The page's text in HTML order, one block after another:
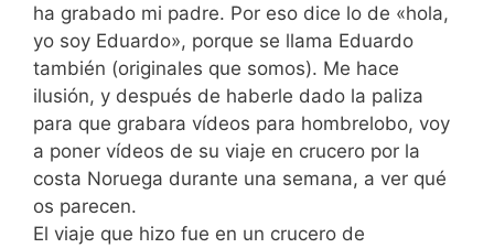
ha grabado mi padre. Por eso dice lo de «hola,
yo soy Eduardo», porque se llama Eduardo
también (originales que somos). Me hace
ilusión, y después de haberle dado la paliza
para que grabara vídeos para hombrelobo, voy
a poner vídeos de su viaje en crucero por la
costa Noruega durante una semana, a ver qué
os parecen.
El viaje que hizo fue en un crucero de